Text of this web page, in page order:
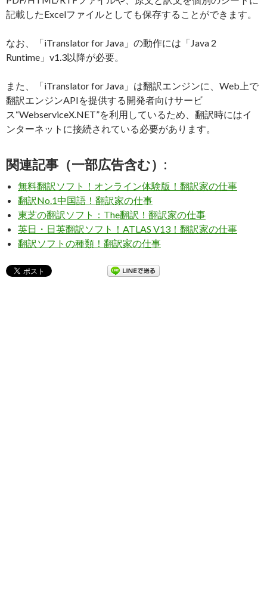
記載したExcelファイルとしても保存することができます。
なお、「iTranslator for Java」の動作には「Java 2
Runtime」v1.3以降が必要。
また、「iTranslator for Java」は翻訳エンジンに、Web上で
翻訳エンジンAPIを提供する開発者向けサービ
ス“WebserviceX.NET”を利用しているため、翻訳時にはイ
ンターネットに接続されている必要があります。
関連記事（一部広告含む）:
無料翻訳ソフト！オンライン体験版！翻訳家の仕事
翻訳No.1中国語！翻訳家の仕事
東芝の翻訳ソフト：The翻訳！翻訳家の仕事
英日・日英翻訳ソフト！ATLAS V13！翻訳家の仕事
翻訳ソフトの種類！翻訳家の仕事